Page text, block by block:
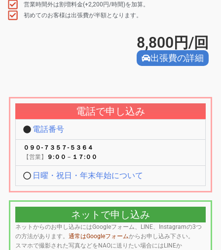
営業時間外は割増料金(+2,200円/時間)を加算。
初めてのお客様は出張費が半額となります。
8,800 円/回
出張費の詳細
電話で申し込み
電話番号
０９０-７３５７-５３６４
【営業】
９:００ － １７:００
日曜・祝日・年末年始について
ネットで申し込み
ネットからのお申し込みにはGoogleフォーム、LINE、Instagramの3つ
の方法があります。 通常はGoogleフォームからお申し込み下さい。
スマホで撮影された写真などをNAOに送りたい場合にはLINEか